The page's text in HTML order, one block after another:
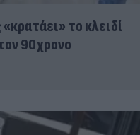
το κλειδί
90χρονο